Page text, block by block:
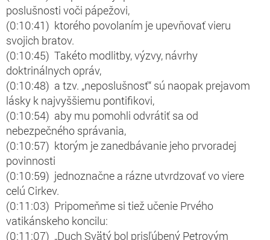
poslušnosti voči pápežovi,
(0:10:41) ktorého povolaním je upevňovať vieru
svojich bratov.
(0:10:45) Takéto modlitby, výzvy, návrhy
doktrinálnych opráv,
(0:10:48) a tzv. „neposlušnosť“ sú naopak prejavom
lásky k najvyššiemu pontifikovi,
(0:10:54) aby mu pomohli odvrátiť sa od
nebezpečného správania,
(0:10:57) ktorým je zanedbávanie jeho prvoradej
povinnosti
(0:10:59) jednoznačne a rázne utvrdzovať vo viere
celú Cirkev.
(0:11:03) Pripomeňme si tiež učenie Prvého
vatikánskeho koncilu:
(0:11:07) „Duch Svätý bol prisľúbený Petrovým